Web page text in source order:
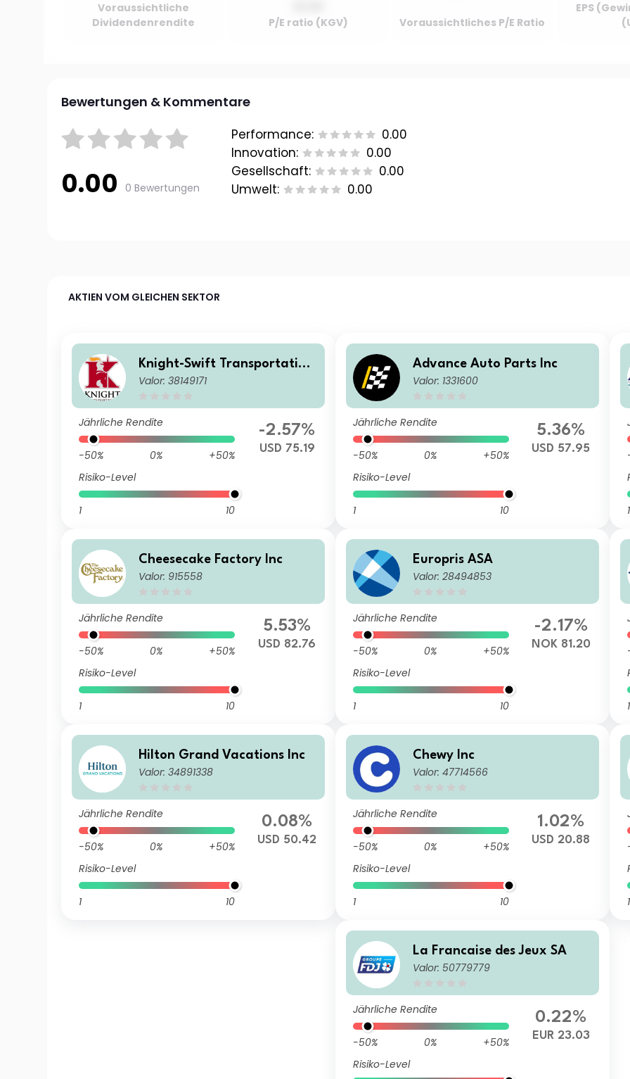
Voraussichtliche
Dividendenrendite
P/E ratio (KGV) Voraussichtliches P/E Ratio
EPS
Bewertungen & Kommentare
0.00 0 Bewertungen
Performance:
0.00
Innovation:
0.00
Gesellschaft:
0.00
Umwelt:
0.00
AKTIEN VOM GLEICHEN SEKTOR
Knight-Swift Transportation
Holdings Inc
Valor: 38149171
Jährliche Rendite
-50% 0%
+50%
Risiko-Level
1 10
-2.57%
USD 75.19
Advance Auto Parts Inc
Valor: 1331600
Jährliche Rendite
-50% 0%
+50%
Risiko-Level
1 10
5.36%
USD 57.95
1
Cheesecake Factory Inc
Valor: 915558
Jährliche Rendite
-50% 0%
+50%
Risiko-Level
1 10
5.53%
USD 82.76
Europris ASA
Valor: 28494853
Jährliche Rendite
-50% 0%
+50%
Risiko-Level
1 10
-2.17%
NOK 81.20
1
Hilton Grand Vacations Inc
Valor: 34891338
Jährliche Rendite
-50% 0%
+50%
Risiko-Level
1 10
0.08%
USD 50.42
Chewy Inc
Valor: 47714566
Jährliche Rendite
-50% 0%
+50%
Risiko-Level
1 10
1.02%
USD 20.88
1
La Francaise des Jeux SA
Valor: 50779779
Jährliche Rendite
-50% 0%
+50%
Risiko-Level
0.22%
EUR 23.03